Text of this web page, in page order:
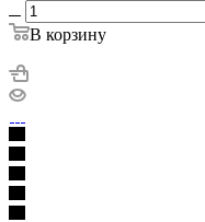
В корзину